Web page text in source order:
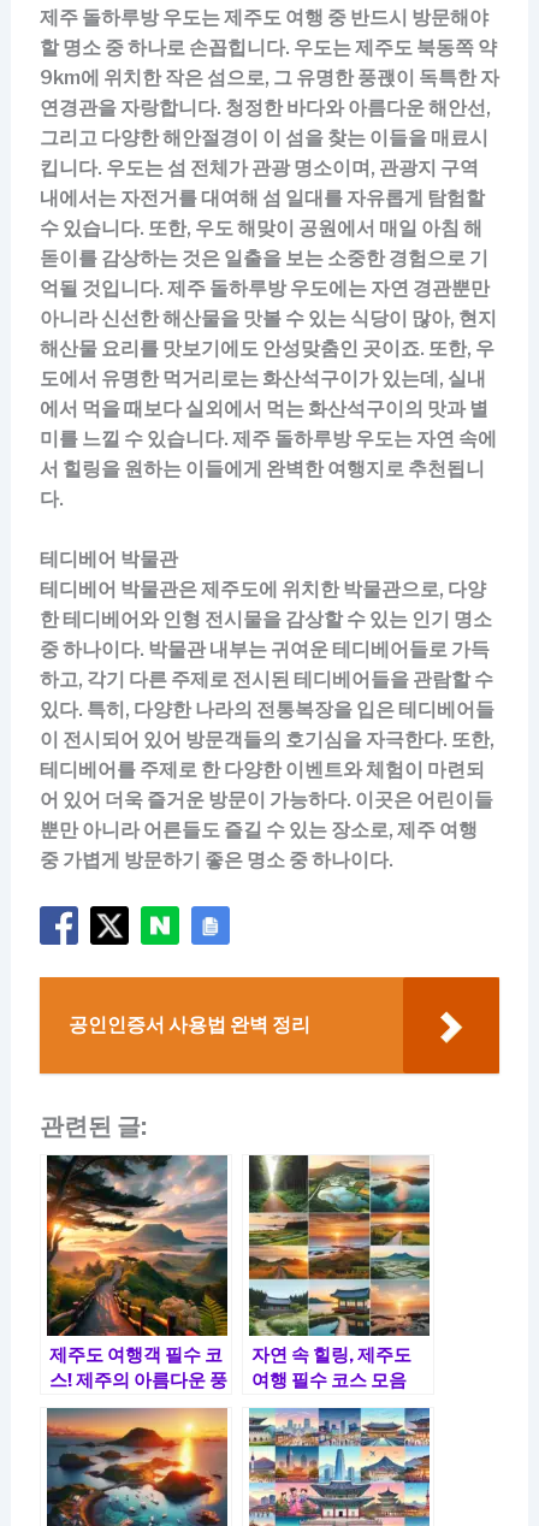
제주 돌하루방 우도는 제주도 여행 중 반드시 방문해야
할 명소 중 하나로 손꼽힙니다. 우도는 제주도 북동쪽 약
9km에 위치한 작은 섬으로, 그 유명한 풍괝이 독특한 자
연경관을 자랑합니다. 청정한 바다와 아름다운 해안선,
그리고 다양한 해안절경이 이 섬을 찾는 이들을 매료시
킵니다. 우도는 섬 전체가 관광 명소이며, 관광지 구역
내에서는 자전거를 대여해 섬 일대를 자유롭게 탐험할
수 있습니다. 또한, 우도 해맞이 공원에서 매일 아침 해
돋이를 감상하는 것은 일출을 보는 소중한 경험으로 기
억될 것입니다. 제주 돌하루방 우도에는 자연 경관뿐만
아니라 신선한 해산물을 맛볼 수 있는 식당이 많아, 현지
해산물 요리를 맛보기에도 안성맞춤인 곳이죠. 또한, 우
도에서 유명한 먹거리로는 화산석구이가 있는데, 실내
에서 먹을 때보다 실외에서 먹는 화산석구이의 맛과 별
미를 느낄 수 있습니다. 제주 돌하루방 우도는 자연 속에
서 힐링을 원하는 이들에게 완벽한 여행지로 추천됩니
다.
테디베어 박물관
테디베어 박물관은 제주도에 위치한 박물관으로, 다양
한 테디베어와 인형 전시물을 감상할 수 있는 인기 명소
중 하나이다. 박물관 내부는 귀여운 테디베어들로 가득
하고, 각기 다른 주제로 전시된 테디베어들을 관람할 수
있다. 특히, 다양한 나라의 전통복장을 입은 테디베어들
이 전시되어 있어 방문객들의 호기심을 자극한다. 또한,
테디베어를 주제로 한 다양한 이벤트와 체험이 마련되
어 있어 더욱 즐거운 방문이 가능하다. 이곳은 어린이들
뿐만 아니라 어른들도 즐길 수 있는 장소로, 제주 여행
중 가볍게 방문하기 좋은 명소 중 하나이다.
공인인증서 사용법 완벽 정리
관련된 글:
제주도 여행객 필수 코
스! 제주의 아름다운 풍
경 탐방
자연 속 힐링, 제주도
여행 필수 코스 모음